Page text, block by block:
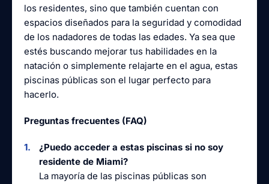
los residentes, sino que también cuentan con
espacios diseñados para la seguridad y comodidad
de los nadadores de todas las edades. Ya sea que
estés buscando mejorar tus habilidades en la
natación o simplemente relajarte en el agua, estas
piscinas públicas son el lugar perfecto para
hacerlo.
Preguntas frecuentes (FAQ)
¿Puedo acceder a estas piscinas si no soy
residente de Miami?
La mayoría de las piscinas públicas son